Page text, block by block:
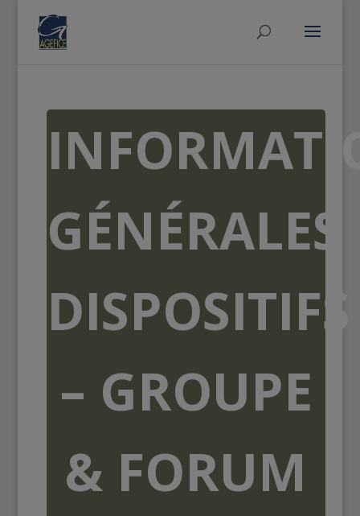
GÉNÉRALES
DISPOSITIFS
– GROUPE
& FORUM